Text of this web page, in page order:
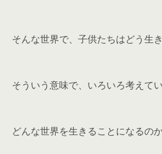
そんな世界で、子供たちはどう生き
そういう意味で、いろいろ考えてい
どんな世界を生きることになるのか